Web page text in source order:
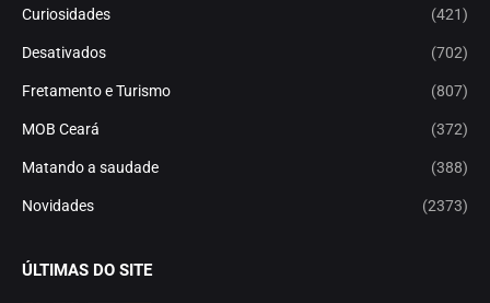
Curiosidades (421)
Desativados (702)
Fretamento e Turismo (807)
MOB Ceará (372)
Matando a saudade (388)
Novidades (2373)
ÚLTIMAS DO SITE